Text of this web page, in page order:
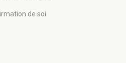
de soi